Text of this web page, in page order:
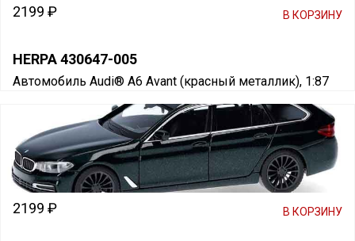
HERPA 430647-005
Автомобиль Audi® A6 Avant (красный металлик), 1:87
2199 ₽ В КОРЗИНУ
2199 ₽ В КОРЗИНУ